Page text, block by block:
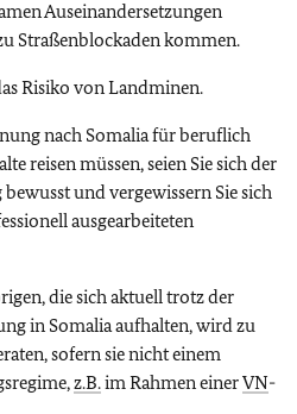
Auseinandersetzungen
Straßenblockaden kommen.
Risiko von Landminen.
nach Somalia für beruflich
reisen müssen, seien Sie sich der
und vergewissern Sie sich
ausgearbeiteten
die sich aktuell trotz der
in Somalia aufhalten, wird zu
sofern sie nicht einem
z.B.im Rahmen einerVN-